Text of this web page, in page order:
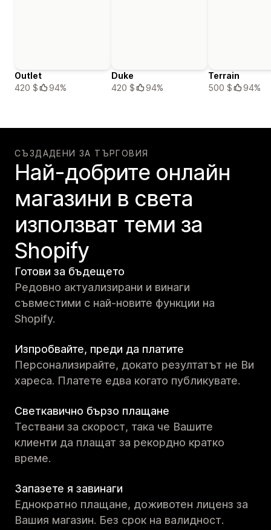
Outlet
420 $
94%
Duke
420 $
94%
Terrain
500 $
94%
СЪЗДАДЕНИ ЗА ТЪРГОВИЯ
Най-добрите онлайн
магазини в света
използват теми за
Shopify
Готови за бъдещето
Редовно актуализирани и винаги
съвместими с най-новите функции на
Shopify.
Изпробвайте, преди да платите
Персонализирайте, докато резултатът не Ви
хареса. Платете едва когато публикувате.
Светкавично бързо плащане
Тествани за скорост, така че Вашите
клиенти да плащат за рекордно кратко
време.
Запазете я завинаги
Еднократно плащане, доживотен лиценз за
Вашия магазин. Без срок на валидност.